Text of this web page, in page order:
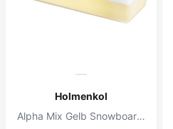
Holmenkol
Alpha Mix Gelb Snowboard-Wachs